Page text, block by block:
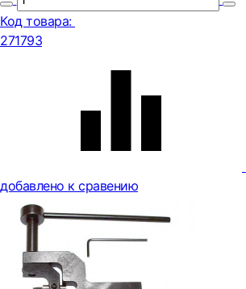
Код товара:
271793
добавлено к сравению